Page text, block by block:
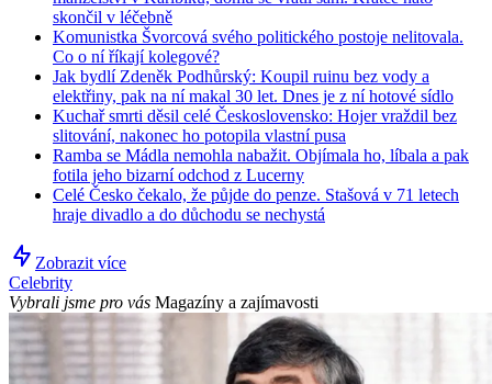
skončil v léčebně
Komunistka Švorcová svého politického postoje nelitovala.
Co o ní říkají kolegové?
Jak bydlí Zdeněk Podhůrský: Koupil ruinu bez vody a
elektřiny, pak na ní makal 30 let. Dnes je z ní hotové sídlo
Kuchař smrti děsil celé Československo: Hojer vraždil bez
slitování, nakonec ho potopila vlastní pusa
Ramba se Mádla nemohla nabažit. Objímala ho, líbala a pak
fotila jeho bizarní odchod z Lucerny
Celé Česko čekalo, že půjde do penze. Stašová v 71 letech
hraje divadlo a do důchodu se nechystá
Zobrazit více
Celebrity
Vybrali jsme pro vás Magazíny a zajímavosti